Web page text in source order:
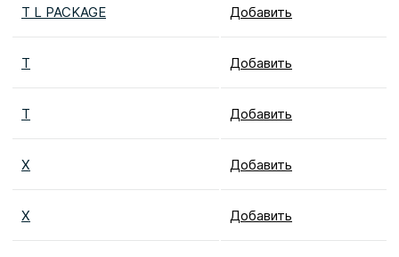
T L PACKAGE Добавить
T Добавить
T Добавить
X Добавить
X Добавить